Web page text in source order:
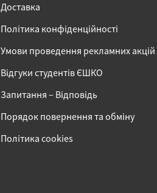
Доставка
Політика конфіденційності
Умови проведення рекламних
Відгуки студентів ЄШКО
Запитання – Відповідь
Порядок повернення та обміну
Політика cookies